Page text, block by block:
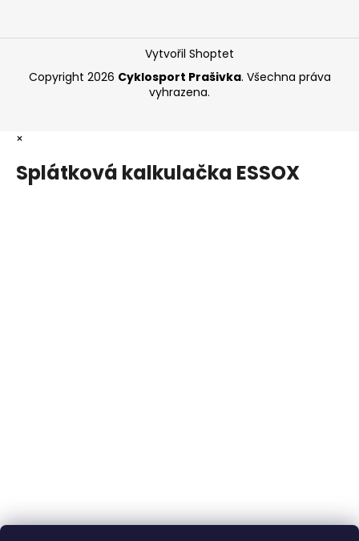
Vytvořil Shoptet
Copyright 2026 Cyklosport Prašivka. Všechna práva
vyhrazena.
×
Splátková kalkulačka ESSOX